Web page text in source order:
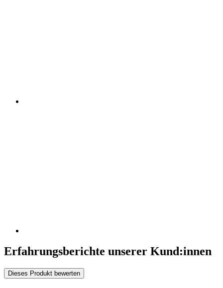
Erfahrungsberichte unserer Kund:innen
Dieses Produkt bewerten